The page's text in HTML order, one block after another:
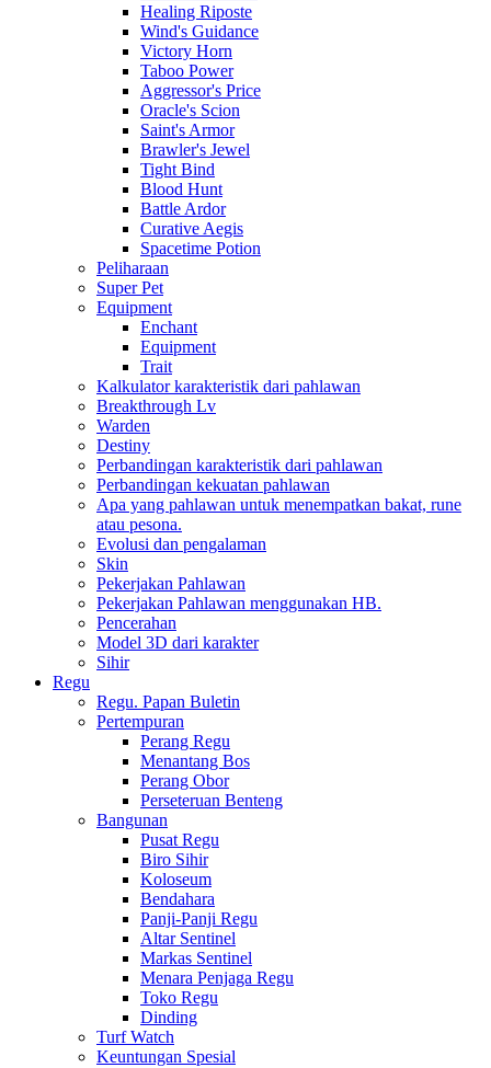
Healing Riposte
Wind's Guidance
Victory Horn
Taboo Power
Aggressor's Price
Oracle's Scion
Saint's Armor
Brawler's Jewel
Tight Bind
Blood Hunt
Battle Ardor
Curative Aegis
Spacetime Potion
Peliharaan
Super Pet
Equipment
Enchant
Equipment
Trait
Kalkulator karakteristik dari pahlawan
Breakthrough Lv
Warden
Destiny
Perbandingan karakteristik dari pahlawan
Perbandingan kekuatan pahlawan
Apa yang pahlawan untuk menempatkan bakat, rune
atau pesona.
Evolusi dan pengalaman
Skin
Pekerjakan Pahlawan
Pekerjakan Pahlawan menggunakan HB.
Pencerahan
Model 3D dari karakter
Sihir
Regu
Regu. Papan Buletin
Pertempuran
Perang Regu
Menantang Bos
Perang Obor
Perseteruan Benteng
Bangunan
Pusat Regu
Biro Sihir
Koloseum
Bendahara
Panji-Panji Regu
Altar Sentinel
Markas Sentinel
Menara Penjaga Regu
Toko Regu
Dinding
Turf Watch
Keuntungan Spesial